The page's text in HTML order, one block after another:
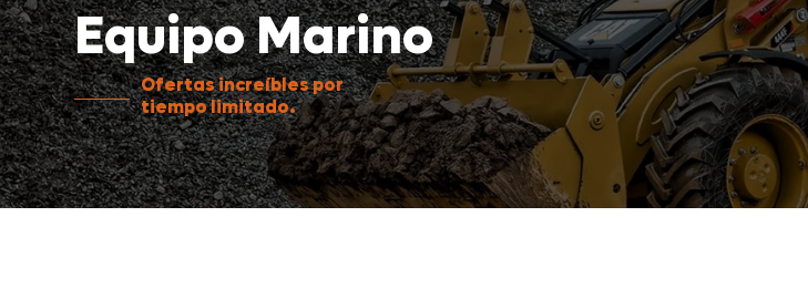
Equipo Marino
Ofertas increíbles por
tiempo limitado.